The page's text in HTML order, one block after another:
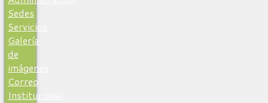
Sedes
Servicios
Galería
de
imágenes
Correo
Institucional